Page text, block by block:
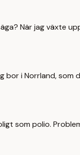
När jag växte
i Norrland, som
som polio.